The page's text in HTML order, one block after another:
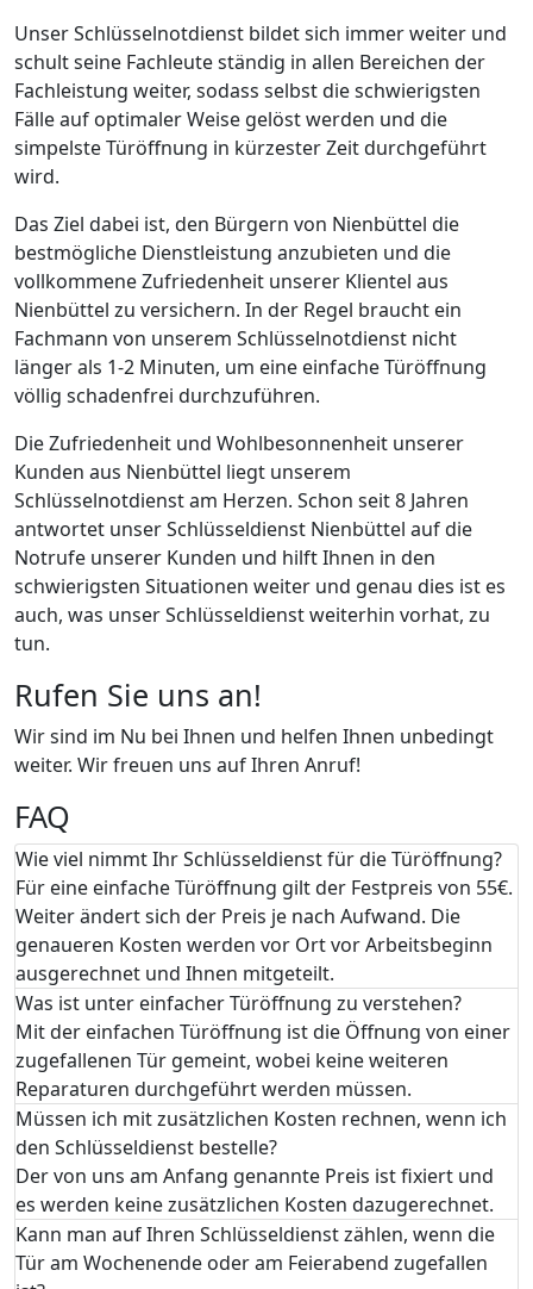
Unser Schlüsselnotdienst bildet sich immer weiter und
schult seine Fachleute ständig in allen Bereichen der
Fachleistung weiter, sodass selbst die schwierigsten
Fälle auf optimaler Weise gelöst werden und die
simpelste Türöffnung in kürzester Zeit durchgeführt
wird.
Das Ziel dabei ist, den Bürgern von Nienbüttel die
bestmögliche Dienstleistung anzubieten und die
vollkommene Zufriedenheit unserer Klientel aus
Nienbüttel zu versichern. In der Regel braucht ein
Fachmann von unserem Schlüsselnotdienst nicht
länger als 1-2 Minuten, um eine einfache Türöffnung
völlig schadenfrei durchzuführen.
Die Zufriedenheit und Wohlbesonnenheit unserer
Kunden aus Nienbüttel liegt unserem
Schlüsselnotdienst am Herzen. Schon seit 8 Jahren
antwortet unser Schlüsseldienst Nienbüttel auf die
Notrufe unserer Kunden und hilft Ihnen in den
schwierigsten Situationen weiter und genau dies ist es
auch, was unser Schlüsseldienst weiterhin vorhat, zu
tun.
Rufen Sie uns an!
Wir sind im Nu bei Ihnen und helfen Ihnen unbedingt
weiter. Wir freuen uns auf Ihren Anruf!
FAQ
Wie viel nimmt Ihr Schlüsseldienst für die Türöffnung?
Für eine einfache Türöffnung gilt der Festpreis von 55€.
Weiter ändert sich der Preis je nach Aufwand. Die
genaueren Kosten werden vor Ort vor Arbeitsbeginn
ausgerechnet und Ihnen mitgeteilt.
Was ist unter einfacher Türöffnung zu verstehen?
Mit der einfachen Türöffnung ist die Öffnung von einer
zugefallenen Tür gemeint, wobei keine weiteren
Reparaturen durchgeführt werden müssen.
Müssen ich mit zusätzlichen Kosten rechnen, wenn ich
den Schlüsseldienst bestelle?
Der von uns am Anfang genannte Preis ist fixiert und
es werden keine zusätzlichen Kosten dazugerechnet.
Kann man auf Ihren Schlüsseldienst zählen, wenn die
Tür am Wochenende oder am Feierabend zugefallen